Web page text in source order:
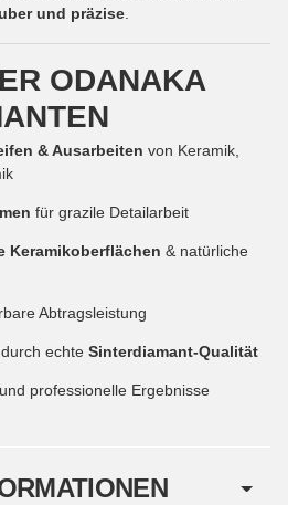
und präzise
ODANAKA
& Ausarbeiten von Keramik,
für grazile Detailarbeit
Keramikoberflächen & natürliche
Abtragsleistung
echte Sinterdiamant-Qualität
professionelle Ergebnisse